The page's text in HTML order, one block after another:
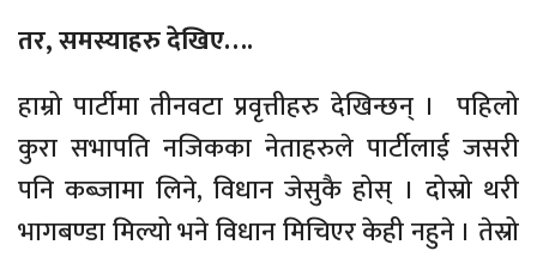
तर, समस्याहरु देखिए….
हाम्रो पार्टीमा तीनवटा प्रवृत्तीहरु देखिन्छन् । पहिलो
कुरा सभापति नजिकका नेताहरुले पार्टीलाई जसरी
पनि कब्जामा लिने, विधान जेसुकै होस् । दोस्रो थरी
भागबण्डा मिल्यो भने विधान मिचिएर केही नहुने । तेस्रो